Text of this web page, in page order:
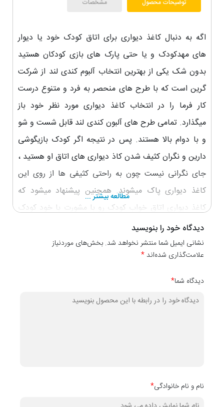
توضیحات محصول مشخصات
اگه به دنبال کاغذ دیواری برای اتاق کودک خود یا دیوار
های مهدکودک و یا حتی پارک های بازی کودکان هستید
بدون شک یکی از بهترین انتخاب آلبوم کندی لند از شرکت
گرین است که با طرح های منحصر به فرد و متنوع درست
کار فرما را در انتخاب کاغذ دیواری مورد نظر خود باز
میگذارد. تمامی طرح های آلبون کندی لند قابل شست و شو
و با دوام بالا هستند. پس در نتیجه اگر کودک بازیگوشی
دارین و نگران کثیف شدن کاذ دیواری های اتاق او هستید ،
جای نگرانی نیست چون به راحتی کثیفی ها از روی این
کاغذ دیواری پاک میشوند. همچنین پیشنهاد میشود که
کاغذ دیواری اتاق خواب کودک رو با مشورت با خود کودک
بگیرید تا او هم از اتاق خوابش لذت ببرد.
مطالعه بیشتر ...
دیدگاه خود را بنویسید
نشانی ایمیل شما منتشر نخواهد شد. بخش‌های موردنیاز
علامت‌گذاری شده‌اند*
دیدگاه شما*
نام و نام خانوادگی*